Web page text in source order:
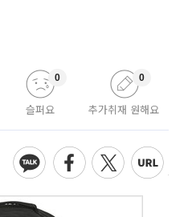
슬퍼요
0
추가취재 원해요
0